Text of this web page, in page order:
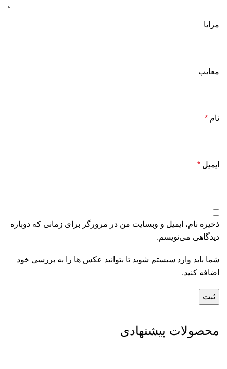
مزایا
معایب
نام *
ایمیل *
ذخیره نام، ایمیل و وبسایت من در مرورگر برای زمانی که دوباره
دیدگاهی می‌نویسم.
شما باید وارد سیستم شوید تا بتوانید عکس ها را به بررسی خود
اضافه کنید.
محصولات پیشنهادی